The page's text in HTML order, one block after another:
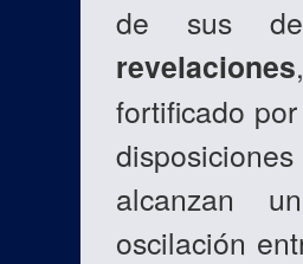
de sus
revelaciones
fortificado
alcanzan
oscilación